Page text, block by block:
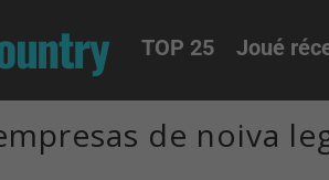
TOP 25 Joué
de noiva